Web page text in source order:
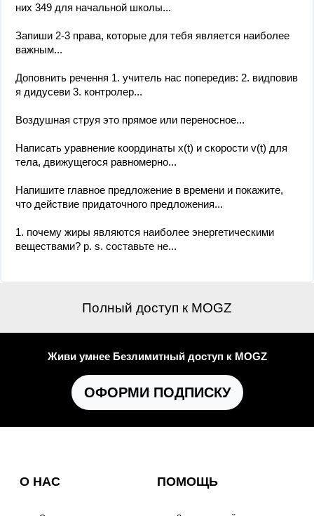
них 349 для начальной школы...
Запиши 2-3 права, которые для тебя является наиболее
важным...
Доповнить речення 1. учитель нас попередив: 2. видповив
я дидусеви 3. контролер...
Воздушная струя это прямое или переносное...
Написать уравнение координаты x(t) и скорости v(t) для
тела, движущегося равномерно...
Напишите главное предложение в времени и покажите,
что действие придаточного предложения...
1. почему жиры являются наиболее энергетическими
веществами? p. s. составьте не...
Полный доступ к MOGZ
Живи умнее Безлимитный доступ к MOGZ
ОФОРМИ ПОДПИСКУ
О НАС ПОМОЩЬ